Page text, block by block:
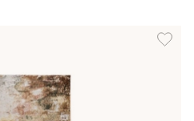
Lägg